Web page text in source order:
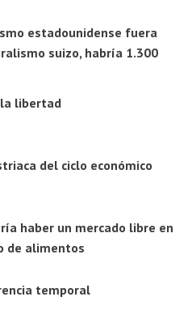
estadounidense fuera
suizo, habría 1.300
libertad
del ciclo económico
haber un mercado libre en
de alimentos
temporal